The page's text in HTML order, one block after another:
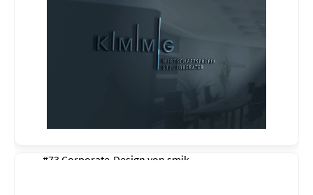
#73 Corporate-Design von smik